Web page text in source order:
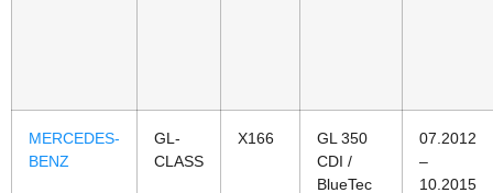
MERCEDES-
BENZ
GL-
CLASS
X166
GL 350
CDI /
BlueTec
07.2012
–
10.2015